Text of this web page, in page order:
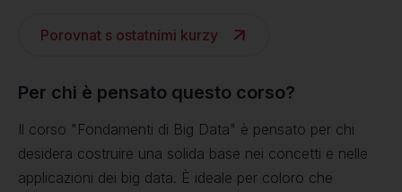
Porovnat s ostatními kurzy
Per chi è pensato questo corso?
Il corso "Fondamenti di Big Data" è pensato per chi
desidera costruire una solida base nei concetti e nelle
applicazioni dei big data. È ideale per coloro che